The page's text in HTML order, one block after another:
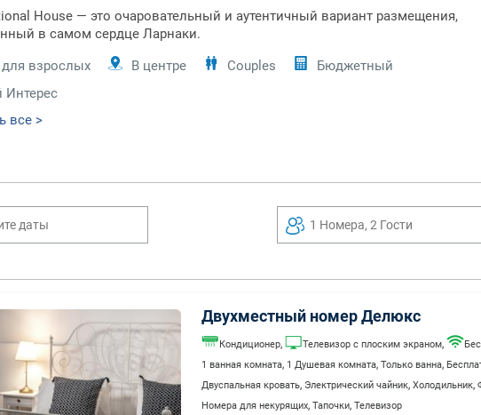
House — это очаровательный и аутентичный вариант размещения,
в самом сердце Ларнаки.
взрослых
В центре Couples
Бюджетный
Интерес
все >
даты 1 Номера, 2 Гости
Двухместный номер Делюкс
Кондиционер, Телевизор с плоским экраном,
1 ванная комната, 1 Душевая комната, Только ванна,
Двуспальная кровать, Электрический чайник, Холодильник,
Номера для некурящих, Тапочки, Телевизор